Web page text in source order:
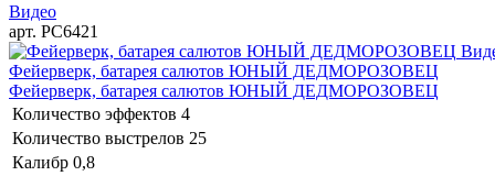
Видео
арт. РС6421
Фейерверк, батарея салютов ЮНЫЙ ДЕДМОРОЗОВЕЦ
Фейерверк, батарея салютов ЮНЫЙ ДЕДМОРОЗОВЕЦ
Количество эффектов 4
Количество выстрелов 25
Калибр 0,8